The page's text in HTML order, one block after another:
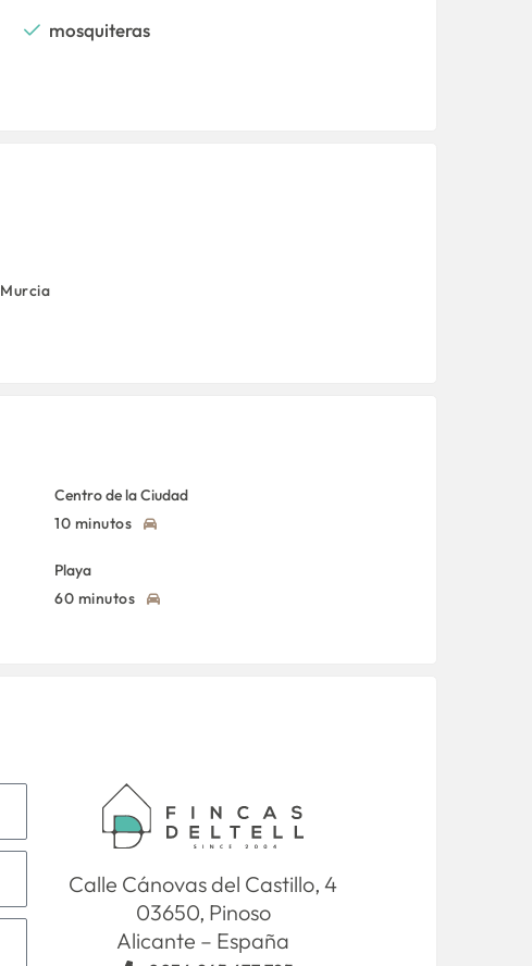
mosquiteras
Murcia
Centro de la Ciudad
10 minutos
Playa
60 minutos
Calle Cánovas del Castillo, 4
03650, Pinoso
Alicante – España